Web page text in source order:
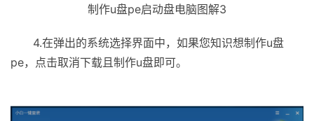
制作u盘pe启动盘电脑图解3
4.在弹出的系统选择界面中，如果您知识想制作u盘
pe，点击取消下载且制作u盘即可。